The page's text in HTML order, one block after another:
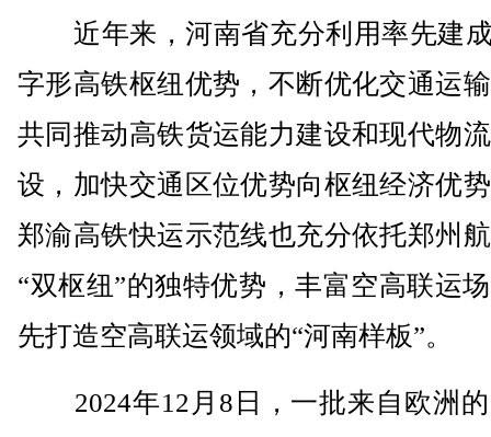
近年来，河南省充分利用率先建成
字形高铁枢纽优势，不断优化交通运
共同推动高铁货运能力建设和现代物
设，加快交通区位优势向枢纽经济优
郑渝高铁快运示范线也充分依托郑州
“双枢纽”的独特优势，丰富空高联运
先打造空高联运领域的“河南样板”。
2024年12月8日，一批来自欧洲的